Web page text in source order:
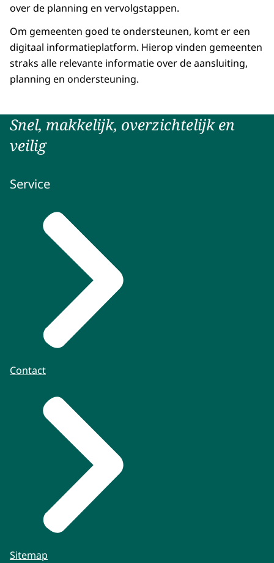
over de planning en vervolgstappen.
Om gemeenten goed te ondersteunen, komt er een
digitaal informatieplatform. Hierop vinden gemeenten
straks alle relevante informatie over de aansluiting,
planning en ondersteuning.
Snel, makkelijk, overzichtelijk en
veilig
Service
Contact
Sitemap